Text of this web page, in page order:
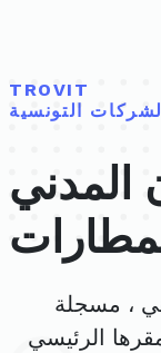
TROVIT
التونسية
المدني
، مسجلة
الرئيسي